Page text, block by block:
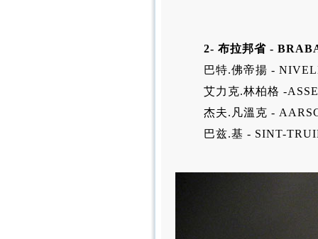
2- 布拉邦省 -
巴特.佛帝揚 -
艾力克.林柏格 -ASSE
杰夫.凡溫克 -
巴兹.基 - SINT-